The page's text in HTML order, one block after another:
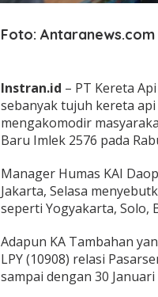
a
a
L
i
b
u
r
a
n
j
g
I
m
Foto: Antaranews.com
Instran.id – PT Kereta
sebanyak tujuh kereta api
mengakomodir
Baru Imlek 2576 pada
Manager Humas KAI
Jakarta, Selasa
seperti Yogyakarta, Solo,
Adapun KA Tambahan
LPY (10908) relasi
sampai dengan 30 Januari